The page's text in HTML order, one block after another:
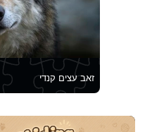
זאב עצים קנדי